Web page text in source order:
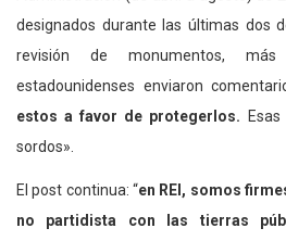
designados durante las últimas dos
revisión de monumentos,
estadounidenses enviaron
estos a favor de protegerlos.
sordos».
El post continua: “en REI, somos
no partidista con las tierras